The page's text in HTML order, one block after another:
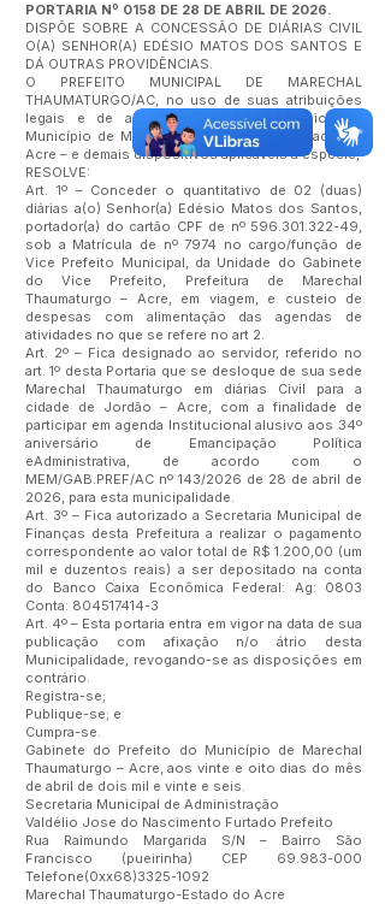
PORTARIA Nº 0158 DE 28 DE ABRIL DE 2026.
DISPÕE SOBRE A CONCESSÃO DE DIÁRIAS CIVIL
O(A) SENHOR(A) EDÉSIO MATOS DOS SANTOS E
DÁ OUTRAS PROVIDÊNCIAS.
O PREFEITO MUNICIPAL DE MARECHAL
THAUMATURGO/AC, no uso de suas atribuições
legais e de acordo com a Lei Orgânica do
Município de Marechal Thaumaturgo – Estado do
Acre – e demais dispositivos aplicáveis à espécie,
RESOLVE:
Art. 1º – Conceder o quantitativo de 02 (duas)
diárias a(o) Senhor(a) Edésio Matos dos Santos,
portador(a) do cartão CPF de nº 596.301.322-49,
sob a Matrícula de nº 7974 no cargo/função de
Vice Prefeito Municipal, da Unidade do Gabinete
do Vice Prefeito, Prefeitura de Marechal
Thaumaturgo – Acre, em viagem, e custeio de
despesas com alimentação das agendas de
atividades no que se refere no art 2.
Art. 2º – Fica designado ao servidor, referido no
art. 1º desta Portaria que se desloque de sua sede
Marechal Thaumaturgo em diárias Civil para a
cidade de Jordão – Acre, com a finalidade de
participar em agenda Institucional alusivo aos 34º
aniversário de Emancipação Política
eAdministrativa, de acordo com o
MEM/GAB.PREF/AC nº 143/2026 de 28 de abril de
2026, para esta municipalidade.
Art. 3º – Fica autorizado a Secretaria Municipal de
Finanças desta Prefeitura a realizar o pagamento
correspondente ao valor total de R$ 1.200,00 (um
mil e duzentos reais) a ser depositado na conta
do Banco Caixa Econômica Federal: Ag: 0803
Conta: 804517414-3
Art. 4º – Esta portaria entra em vigor na data de sua
publicação com afixação n/o átrio desta
Municipalidade, revogando-se as disposições em
contrário.
Registra-se;
Publique-se; e
Cumpra-se.
Gabinete do Prefeito do Município de Marechal
Thaumaturgo – Acre, aos vinte e oito dias do mês
de abril de dois mil e vinte e seis.
Secretaria Municipal de Administração
Valdélio Jose do Nascimento Furtado Prefeito
Rua Raimundo Margarida S/N – Bairro São
Francisco (pueirinha) CEP 69.983-000
Telefone(0xx68)3325-1092
Marechal Thaumaturgo-Estado do Acre